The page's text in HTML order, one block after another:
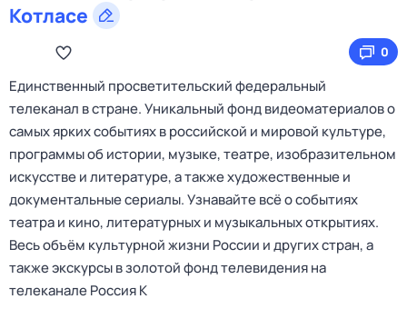
Котласе
0
Единственный просветительский федеральный
телеканал в стране. Уникальный фонд видеоматериалов о
самых ярких событиях в российской и мировой культуре,
программы об истории, музыке, театре, изобразительном
искусстве и литературе, а также художественные и
документальные сериалы. Узнавайте всё о событиях
театра и кино, литературных и музыкальных открытиях.
Весь объём культурной жизни России и других стран, а
также экскурсы в золотой фонд телевидения на
телеканале Россия К